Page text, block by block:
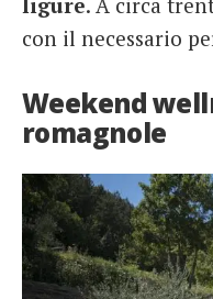
con il necessario
Weekend
romagnole